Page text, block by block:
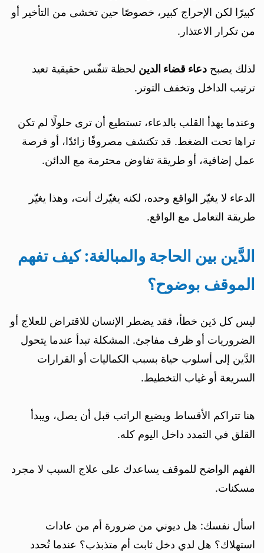
كبيرًا لكن الإحراج كبير، خصوصًا حين تخشى من التأخير أو
من تكرار الاعتذار.
لذلك يصبح دعاء قضاء الدين لحظة تنفّس حقيقية تعيد
ترتيب الداخل وتخفف التوتر.
وعندما يهدأ القلب بالدعاء، تستطيع أن ترى حلولًا لم تكن
تراها تحت الضغط. قد تكتشف مصروفًا زائدًا، أو فرصة
عمل إضافية، أو طريقة تفاوض محترمة مع الدائن.
الدعاء لا يغيّر الواقع وحده، لكنه يغيّرك أنت، وهذا يغيّر
طريقة التعامل مع الواقع.
الدَّين بين الحاجة والمبالغة: كيف تفهم
الموقف بوضوح؟
ليس كل دَين خطأ، فقد يضطر الإنسان للاقتراض للعلاج أو
الضروريات أو ظرف مفاجئ. المشكلة تبدأ عندما يتحول
الدَّين إلى أسلوب حياة بسبب الكماليات أو القرارات
السريعة أو غياب التخطيط.
هنا تتراكم الأقساط ويضيع الراتب قبل أن يصل، ويبدأ
القلق في التمدد داخل اليوم كله.
الفهم الواضح للموقف يساعدك على علاج السبب لا مجرد
مسكنات.
اسأل نفسك: هل ديوني من ضرورة أم من عادات
استهلاك؟ هل لدي دخل ثابت أم متذبذب؟ عندما تُحدد